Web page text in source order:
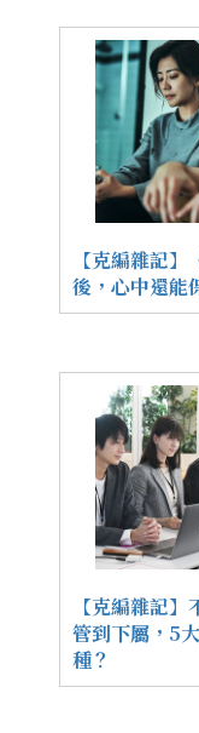
【克編雜記
後，心中還能
【克編雜記
管到下屬，5
種？